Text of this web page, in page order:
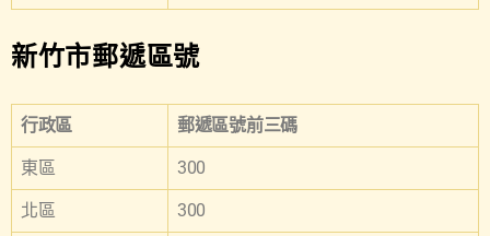
新竹市郵遞區號
行政區 郵遞區號前三碼
東區 300
北區 300